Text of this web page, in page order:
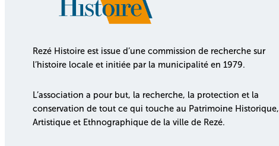
Rezé Histoire est issue d’une commission de recherche sur
l’histoire locale et initiée par la municipalité en 1979.
L’association a pour but, la recherche, la protection et la
conservation de tout ce qui touche au Patrimoine Historique,
Artistique et Ethnographique de la ville de Rezé.